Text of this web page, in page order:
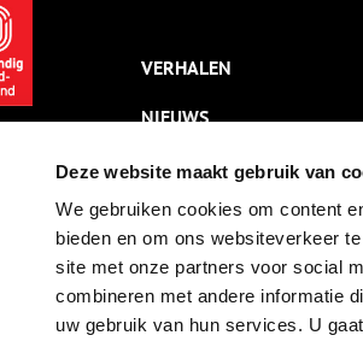
Deze website maakt gebruik van
We gebruiken cookies om content
bieden en om ons websiteverkeer
site met onze partners voor social
combineren met andere informatie
uw gebruik van hun services. U
VERHALEN
NIEUWS
KALENDER
THEMA’S
ACTIVITEITEN
VIDEO’S